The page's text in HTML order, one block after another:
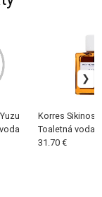
Korres Sikinos
Toaletná voda
31.70 €